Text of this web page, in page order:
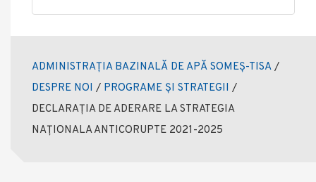
ADMINISTRAȚIA BAZINALĂ DE APĂ SOMEȘ-TISA /
DESPRE NOI / PROGRAME ȘI STRATEGII /
DECLARAȚIA DE ADERARE LA STRATEGIA
NAȚIONALA ANTICORUPTE 2021-2025